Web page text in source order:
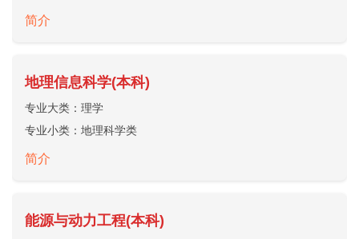
简介
地理信息科学(本科)
专业大类： 理学
专业小类： 地理科学类
简介
能源与动力工程(本科)